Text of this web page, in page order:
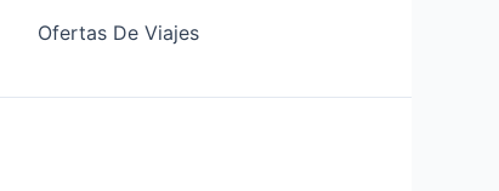
Ofertas De Viajes